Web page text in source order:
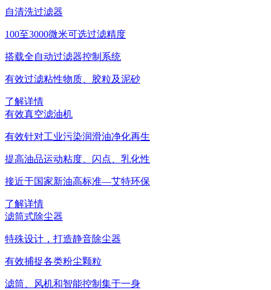
自清洗过滤器
100至3000微米可选过滤精度
搭载全自动过滤器控制系统
有效过滤粘性物质、胶粒及泥砂
了解详情
有效真空滤油机
有效针对工业污染润滑油净化再生
提高油品运动粘度、闪点、乳化性
接近于国家新油高标准—艾特环保
了解详情
滤筒式除尘器
特殊设计，打造静音除尘器
有效捕捉各类粉尘颗粒
滤筒、风机和智能控制集于一身